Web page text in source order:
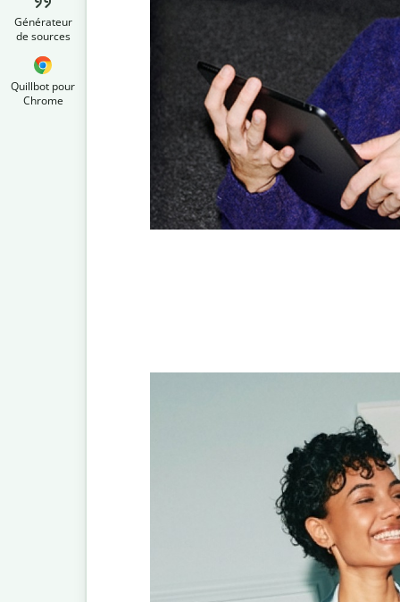
Générateur
de sources
Quillbot pour
Chrome